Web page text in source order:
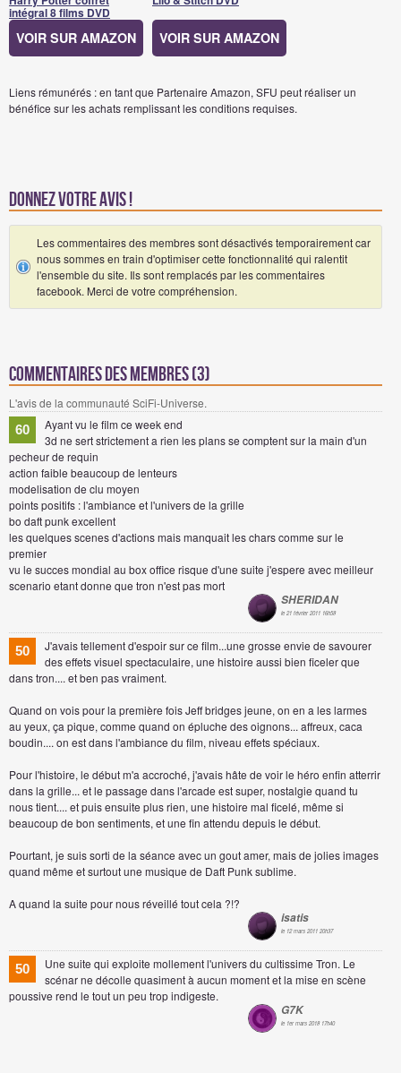
intégral 8 films DVD
VOIR SUR AMAZON VOIR SUR AMAZON
Liens rémunérés : en tant que Partenaire Amazon, SFU peut réaliser un
bénéfice sur les achats remplissant les conditions requises.
Donnez votre avis !
Les commentaires des membres sont désactivés temporairement car
nous sommes en train d'optimiser cette fonctionnalité qui ralentit
l'ensemble du site. Ils sont remplacés par les commentaires
facebook. Merci de votre compréhension.
Commentaires des membres (3)
L'avis de la communauté SciFi-Universe.
60
Ayant vu le film ce week end
3d ne sert strictement a rien les plans se comptent sur la main d'un
pecheur de requin
action faible beaucoup de lenteurs
modelisation de clu moyen
points positifs : l'ambiance et l'univers de la grille
bo daft punk excellent
les quelques scenes d'actions mais manquait les chars comme sur le
premier
vu le succes mondial au box office risque d'une suite j'espere avec meilleur
scenario etant donne que tron n'est pas mort
SHERIDAN
le 21 février 2011 16h58
50
J'avais tellement d'espoir sur ce film...une grosse envie de savourer
des effets visuel spectaculaire, une histoire aussi bien ficeler que
dans tron.... et ben pas vraiment.
Quand on vois pour la première fois Jeff bridges jeune, on en a les larmes
au yeux, ça pique, comme quand on épluche des oignons... affreux, caca
boudin.... on est dans l'ambiance du film, niveau effets spéciaux.
Pour l'histoire, le début m'a accroché, j'avais hâte de voir le héro enfin atterrir
dans la grille... et le passage dans l'arcade est super, nostalgie quand tu
nous tient.... et puis ensuite plus rien, une histoire mal ficelé, même si
beaucoup de bon sentiments, et une fin attendu depuis le début.
Pourtant, je suis sorti de la séance avec un gout amer, mais de jolies images
quand même et surtout une musique de Daft Punk sublime.
A quand la suite pour nous réveillé tout cela ?!?
isatis
le 12 mars 2011 20h37
50
Une suite qui exploite mollement l'univers du cultissime Tron. Le
scénar ne décolle quasiment à aucun moment et la mise en scène
poussive rend le tout un peu trop indigeste.
G7K
le 1er mars 2018 17h40